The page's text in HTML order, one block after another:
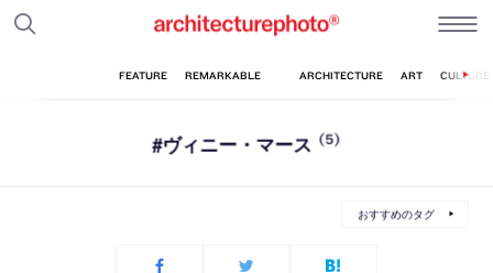
#ヴィニー・マース (5)
おすすめのタグ